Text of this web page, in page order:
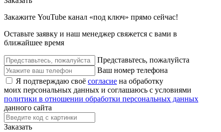
Закажите YouTube канал «под ключ» прямо сейчас!
Оставьте заявку и наш менеджер свяжется с вами в
ближайшее время
Представьтесь, пожалуйста
Ваш номер телефона
Я подтверждаю своё согласие на обработку
моих персональных данных и соглашаюсь с условиями
политики в отношении обработки персональных данных
данного сайта
Заказать